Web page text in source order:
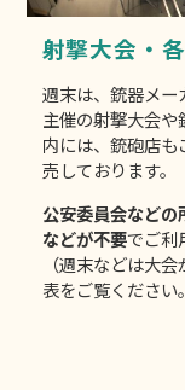
射撃大会・
週末は、銃器メ
主催の射撃大会
内には、 銃砲店も
売しております。
公安委員会など
などが不要でご利
（週末などは大
表をご覧ください。